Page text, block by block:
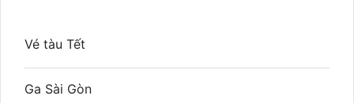
Vé tàu Tết
Ga Sài Gòn